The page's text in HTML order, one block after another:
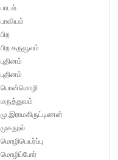
பாடல்
பாவியம்
பிற
பிற கருவூலம்
புதினம்
புதினம்
பொன்மொழி
மருத்துவம்
மு.இராமகிருட்டிணன்
முகநூல்
மொழிபெயர்ப்பு
மொழிப்போர்